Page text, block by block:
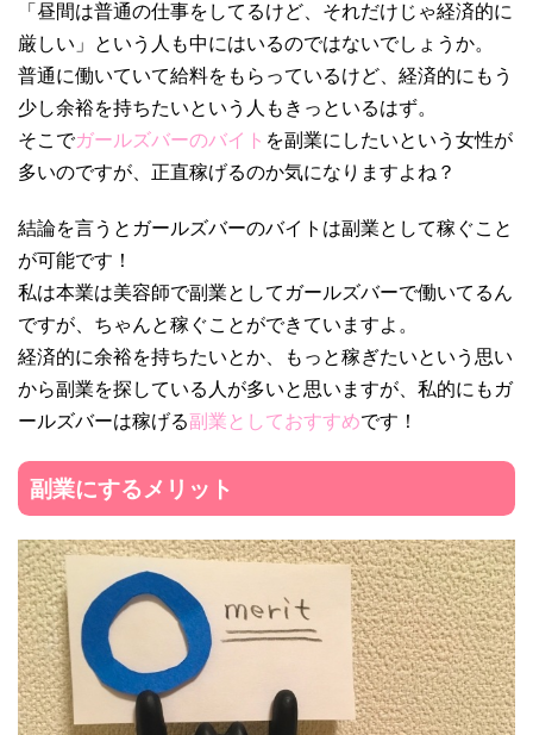
「昼間は普通の仕事をしてるけど、それだけじゃ経済的に
厳しい」という人も中にはいるのではないでしょうか。
普通に働いていて給料をもらっているけど、経済的にもう
少し余裕を持ちたいという人もきっといるはず。
そこでガールズバーのバイト を副業にしたいという女性が
多いのですが、正直稼げるのか気になりますよね？
結論を言うとガールズバーのバイトは副業として稼ぐこと
が可能です！
私は本業は美容師で副業としてガールズバーで働いてるん
ですが、ちゃんと稼ぐことができていますよ。
経済的に余裕を持ちたいとか、もっと稼ぎたいという思い
から副業を探している人が多いと思いますが、私的にもガ
ールズバーは稼げる副業としておすすめです！
副業にするメリット